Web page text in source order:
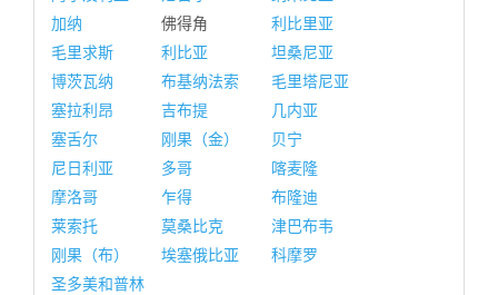
加纳
佛得角
利比里亚
毛里求斯
利比亚
坦桑尼亚
博茨瓦纳
布基纳法索
毛里塔尼亚
塞拉利昂
吉布提
几内亚
塞舌尔
刚果（金）
贝宁
尼日利亚
多哥
喀麦隆
摩洛哥
乍得
布隆迪
莱索托
莫桑比克
津巴布韦
刚果（布）
埃塞俄比亚
科摩罗
圣多美和普林